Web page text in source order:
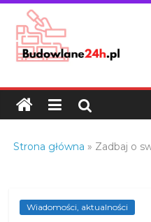
Skip
content
Budowlane24h.pl
portal
budowlany
branży
Strona główna » Zadbaj o
Wiadomości, aktualności